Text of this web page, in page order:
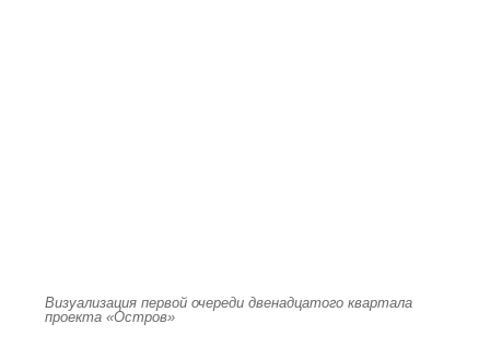
Визуализация первой очереди двенадцатого квартала
проекта «Остров»